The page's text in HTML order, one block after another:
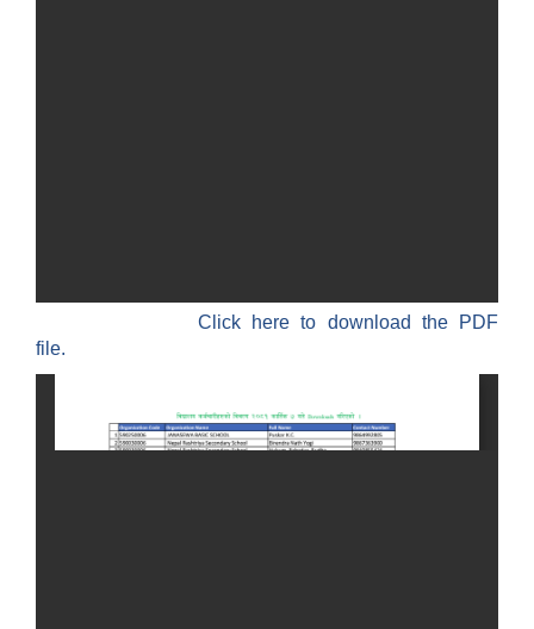
Click here to download the PDF
file.